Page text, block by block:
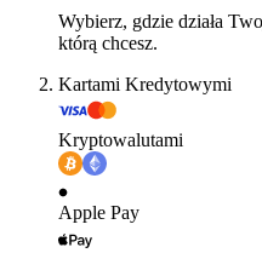
Wybierz, gdzie działa
którą chcesz.
Kartami Kredytowymi
Kryptowalutami
Apple Pay